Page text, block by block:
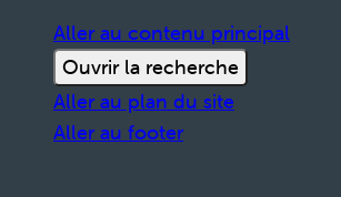
Aller au contenu principal
Ouvrir la recherche
Aller au plan du site
Aller au footer